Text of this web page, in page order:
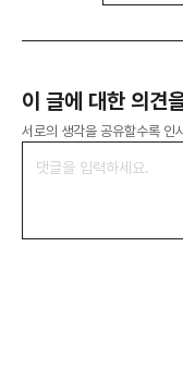
이 글에 대한 의견
서로의 생각을 공유할수록 인